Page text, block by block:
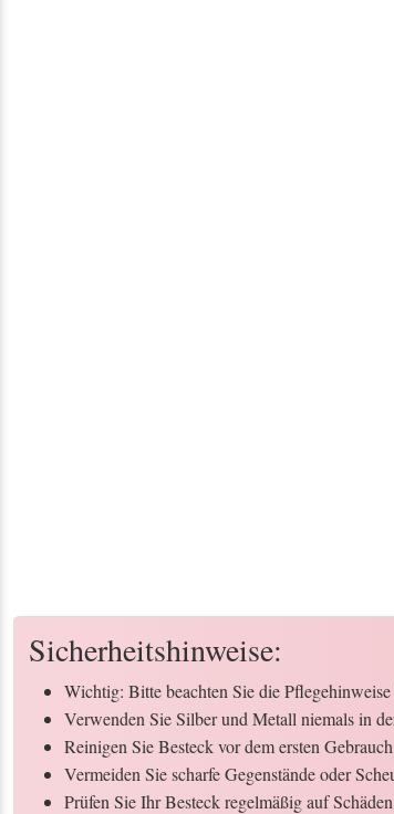
Sicherheitshinweise:
Wichtig: Bitte beachten Sie die
Verwenden Sie Silber und Metall niemals in
Reinigen Sie Besteck vor dem ersten
Vermeiden Sie scharfe Gegenstände oder
Prüfen Sie Ihr Besteck regelmäßig auf